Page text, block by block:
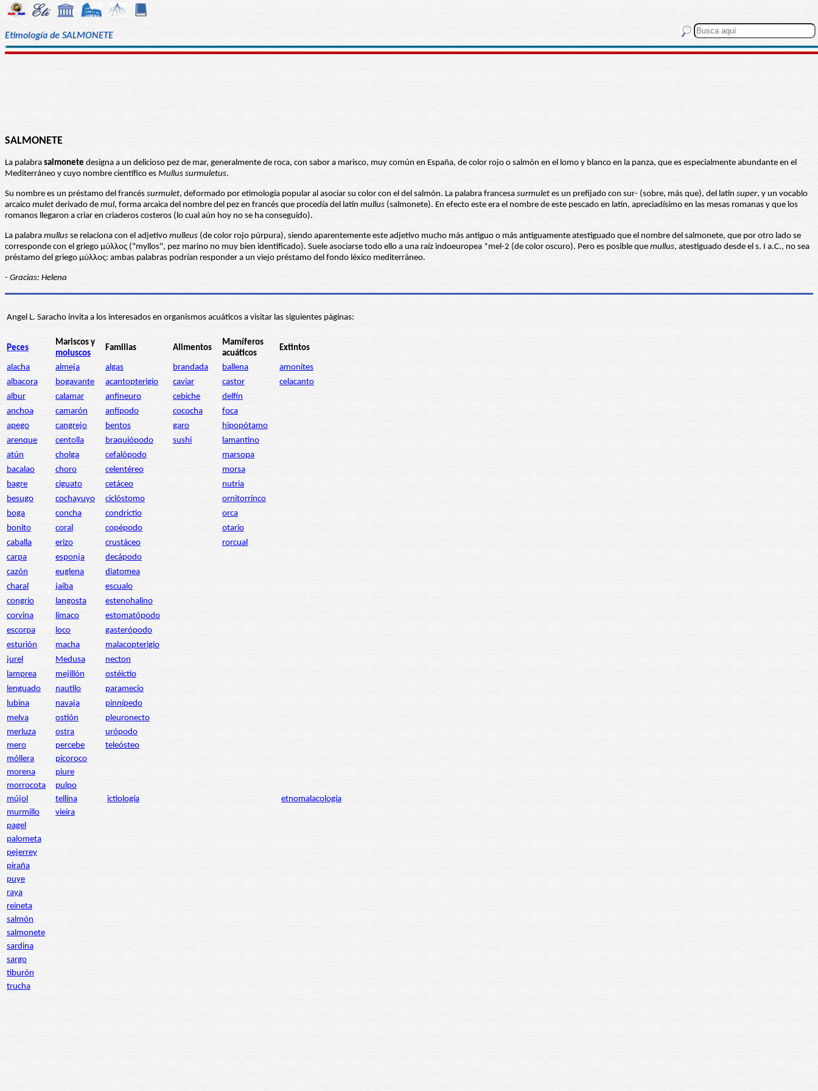
Etimología de SALMONETE
SALMONETE
La palabra salmonete designa a un delicioso pez de mar, generalmente de roca, con sabor a marisco, muy común en España, de color rojo o salmón en el lomo y blanco en la panza, que es especialmente abundante en el
Mediterráneo y cuyo nombre científico es Mullus surmuletus.
Su nombre es un préstamo del francés surmulet, deformado por etimología popular al asociar su color con el del salmón. La palabra francesa surmulet es un prefijado con sur- (sobre, más que), del latín super, y un vocablo
arcaico mulet derivado de mul, forma arcaica del nombre del pez en francés que procedía del latín mullus (salmonete). En efecto este era el nombre de este pescado en latín, apreciadísimo en las mesas romanas y que los
romanos llegaron a criar en criaderos costeros (lo cual aún hoy no se ha conseguido).
La palabra mullus se relaciona con el adjetivo mulleus (de color rojo púrpura), siendo aparentemente este adjetivo mucho más antiguo o más antiguamente atestiguado que el nombre del salmonete, que por otro lado se
corresponde con el griego μύλλος ("myllos", pez marino no muy bien identificado). Suele asociarse todo ello a una raíz indoeuropea *mel-2 (de color oscuro). Pero es posible que mullus, atestiguado desde el s. I a.C., no sea
préstamo del griego μύλλος: ambas palabras podrían responder a un viejo préstamo del fondo léxico mediterráneo.
- Gracias: Helena
Angel L. Saracho invita a los interesados en organismos acuáticos a visitar las siguientes páginas:
Peces
Mariscos y
moluscos
Familias Alimentos
Mamíferos
acuáticos
Extintos
alacha almeja algas brandada ballena
amonites
albacora
bogavante acantopterigio caviar castor
celacanto
albur
calamar anfineuro cebiche
delfín
anchoa
camarón anfípodo cococha
foca
apego
cangrejo bentos garo
hipopótamo
arenque
centolla braquiópodo sushi
lamantino
atún
cholga cefalópodo
marsopa
bacalao
choro celentéreo
morsa
bagre
ciguato cetáceo
nutria
besugo
cochayuyo ciclóstomo
ornitorrinco
boga
concha condrictio
orca
bonito
coral copépodo
otario
caballa
erizo crustáceo
rorcual
carpa
esponja
decápodo
cazón
euglena
diatomea
charal
jaiba
escualo
congrio
langosta
estenohalino
corvina
limaco
estomatópodo
escorpa
loco
gasterópodo
esturión
macha
malacopterigio
jurel
Medusa
necton
lamprea
mejillón
ostéictio
lenguado
nautilo
paramecio
lubina
navaja
pinnípedo
melva
ostión
pleuronecto
merluza
ostra
urópodo
mero
percebe
teleósteo
móllera
picoroco
morena
piure
morrocota
pulpo
mújol
tellina ictiología
etnomalacología
murmillo
vieira
pagel
palometa
pejerrey
piraña
puye
raya
reineta
salmón
salmonete
sardina
sargo
tiburón
trucha